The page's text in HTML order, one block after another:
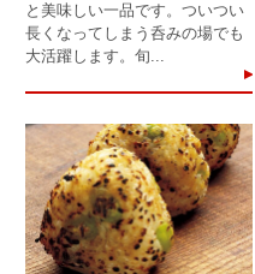
と美味しい一品です。ついつい
長くなってしまう呑みの場でも
大活躍します。旬...